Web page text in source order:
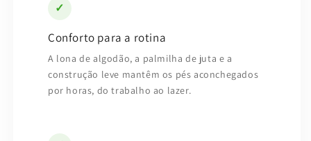
✓
Conforto para a rotina
A lona de algodão, a palmilha de juta e a
construção leve mantêm os pés aconchegados
por horas, do trabalho ao lazer.